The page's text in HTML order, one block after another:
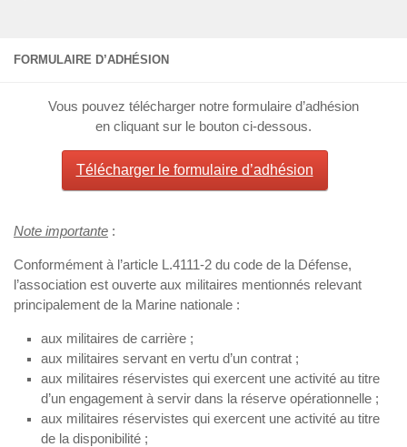
FORMULAIRE D’ADHÉSION
Vous pouvez télécharger notre formulaire d’adhésion
en cliquant sur le bouton ci-dessous.
Télécharger le formulaire d’adhésion
Note importante :
Conformément à l’article L.4111-2 du code de la Défense,
l’association est ouverte aux militaires mentionnés relevant
principalement de la Marine nationale :
aux militaires de carrière ;
aux militaires servant en vertu d’un contrat ;
aux militaires réservistes qui exercent une activité au titre
d’un engagement à servir dans la réserve opérationnelle ;
aux militaires réservistes qui exercent une activité au titre
de la disponibilité ;